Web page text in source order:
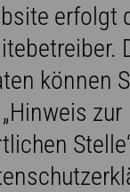
erfolgt
können
zur